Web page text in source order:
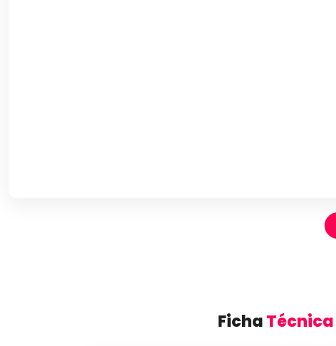
FichaTécnica